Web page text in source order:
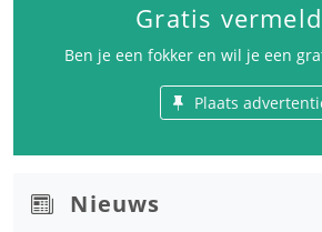
Gratis
Ben je een fokker en wil je een
Plaats
Nieuws